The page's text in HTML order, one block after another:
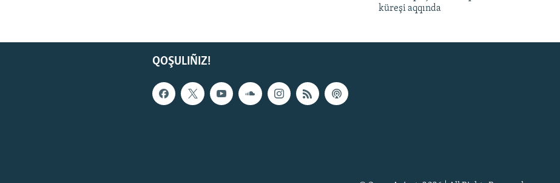
küreşi aqqında
QOŞULIÑIZ!